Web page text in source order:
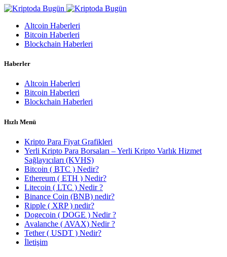
Altcoin Haberleri
Bitcoin Haberleri
Blockchain Haberleri
Haberler
Altcoin Haberleri
Bitcoin Haberleri
Blockchain Haberleri
Hızlı Menü
Kripto Para Fiyat Grafikleri
Yerli Kripto Para Borsaları – Yerli Kripto Varlık Hizmet
Sağlayıcıları (KVHS)
Bitcoin ( BTC ) Nedir?
Ethereum ( ETH ) Nedir?
Litecoin ( LTC ) Nedir ?
Binance Coin (BNB) nedir?
Ripple ( XRP ) nedir?
Dogecoin ( DOGE ) Nedir ?
Avalanche ( AVAX) Nedir ?
Tether ( USDT ) Nedir?
İletişim